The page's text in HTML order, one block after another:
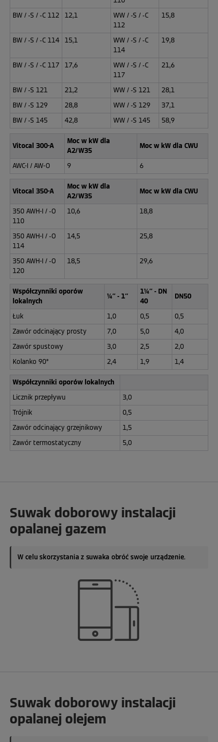
BW / -S / -C 112
12,1
WW / -S / -C
112
15,8
BW / -S / -C 114 15,1
WW / -S / -C
114
19,8
BW / -S / -C 117 17,6
WW / -S / -C
117
21,6
BW / -S 121 21,2 WW / -S 121
28,1
BW / -S 129
28,8 WW / -S 129
37,1
BW / -S 145
42,8 WW / -S 145 58,9
Vitocal 300-A
Moc w kW dla
A2/W35
Moc w kW dla CWU
AWC-I / AW-O 9 6
Vitocal 350-A
Moc w kW dla
A2/W35
Moc w kW dla CWU
350 AWH-I / -O
110
10,6 18,8
350 AWH-I / -O
114
14,5 25,8
350 AWH-I / -O
120
18,5 29,6
Współczynniki oporów
lokalnych
¼″ - 1″
1¼″ - DN
40
DN50
Łuk 1,0 0,5
0,5
Zawór odcinający prosty
7,0 5,0
4,0
Zawór spustowy
3,0 2,5
2,0
Kolanko 90°
2,4 1,9 1,4
Współczynniki oporów lokalnych
Licznik przepływu
3,0
Trójnik
0,5
Zawór odcinający grzejnikowy
1,5
Zawór termostatyczny
5,0
Suwak doborowy instalacji
opalanej gazem
W celu skorzystania z suwaka obróć swoje urządzenie.
Suwak doborowy instalacji
opalanej olejem